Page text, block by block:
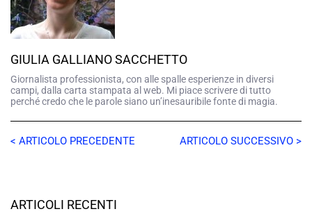
GIULIA GALLIANO SACCHETTO
Giornalista professionista, con alle spalle esperienze in diversi
campi, dalla carta stampata al web. Mi piace scrivere di tutto
perché credo che le parole siano un’inesauribile fonte di magia.
< ARTICOLO PRECEDENTE ARTICOLO SUCCESSIVO >
ARTICOLI RECENTI